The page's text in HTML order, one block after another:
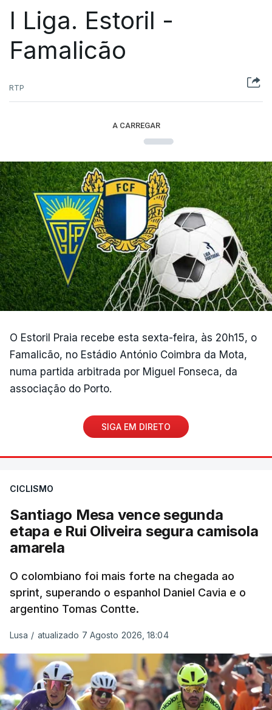
I Liga. Estoril -
Famalicão
RTP
A CARREGAR
O Estoril Praia recebe esta sexta-feira, às 20h15, o
Famalicão, no Estádio António Coimbra da Mota,
numa partida arbitrada por Miguel Fonseca, da
associação do Porto.
SIGA EM DIRETO
CICLISMO
Santiago Mesa vence segunda
etapa e Rui Oliveira segura camisola
amarela
O colombiano foi mais forte na chegada ao
sprint, superando o espanhol Daniel Cavia e o
argentino Tomas Contte.
Lusa / atualizado 7 Agosto 2026, 18:04